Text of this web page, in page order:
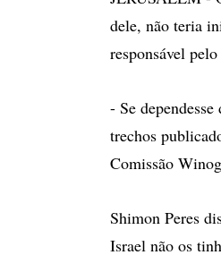
dele, não teria
responsável
- Se
trechos
Comissão
Shimon Peres
Israel não os